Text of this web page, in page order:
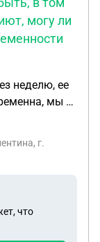
могу ли
неделю, ее
но
еще
из
г.
что